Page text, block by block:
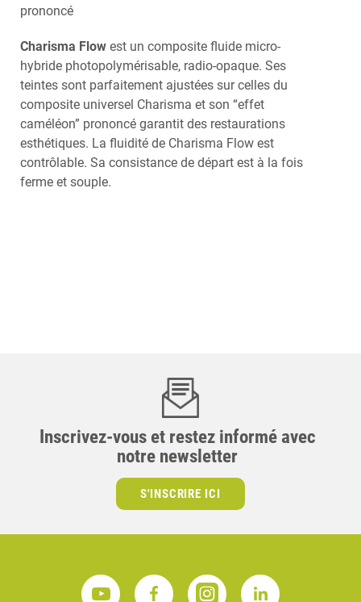
prononcé
Charisma Flow est un composite fluide micro-
hybride photopolymérisable, radio-opaque. Ses
teintes sont parfaitement ajustées sur celles du
composite universel Charisma et son “effet
caméléon” prononcé garantit des restaurations
esthétiques. La fluidité de Charisma Flow est
contrôlable. Sa consistance de départ est à la fois
ferme et souple.
Inscrivez-vous et restez informé avec
notre newsletter
S'INSCRIRE ICI